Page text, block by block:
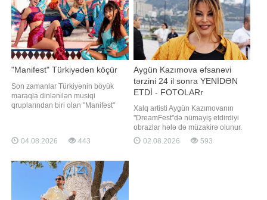
"Manifest" Türkiyədən köçür
Son zamanlar Türkiyənin böyük
maraqla dinlənilən musiqi
qruplarından biri olan "Manifest"
qrupun qurucusu Tolga Akış
görə, üzvlərin birlikdə yaşadığ
04.08.2026 443
Aygün Kazımova əfsanəvi
tərzini 24 il sonra YENİDƏN
ETDİ - FOTOLARr
Xalq artisti Aygün Kazımovanın
"DreamFest"də nümayiş etdirdiyi
obrazlar hələ də müzakirə olunur.
Axşam.az xəbər verir ki, Pop
kraliçanın firuzəyi xalça üçün
02.08.2026 593